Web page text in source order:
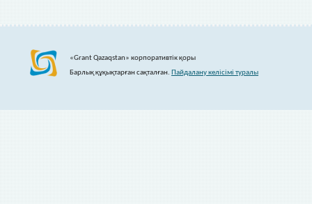
«Grant Qazaqstan» корпоративтік қоры
Барлық құқықтарған сақталған. Пайдалану келісімі туралы